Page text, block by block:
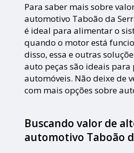
Para saber mais sobre
automotivo Taboão da
é ideal para alimentar o
quando o motor está
disso, essa e outras
auto peças são ideais
automóveis. Não deixe de
com mais opções sobre
Buscando valor de
automotivo Taboão